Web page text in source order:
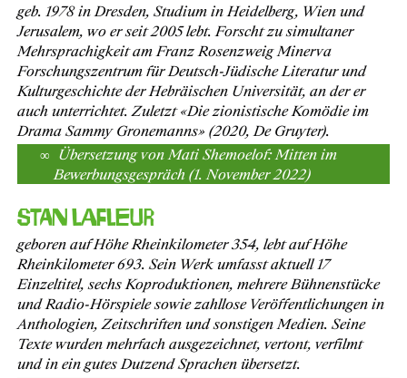
geb. 1978 in Dresden, Studium in Heidelberg, Wien und
Jerusalem, wo er seit 2005 lebt. Forscht zu simultaner
Mehrsprachigkeit am Franz Rosenzweig Minerva
Forschungszentrum für Deutsch-Jüdische Literatur und
Kulturgeschichte der Hebräischen Universität, an der er
auch unterrichtet. Zuletzt «Die zionistische Komödie im
Drama Sammy Gronemanns» (2020, De Gruyter).
Übersetzung von Mati Shemoelof: Mitten im
Bewerbungsgespräch (1. November 2022)
Stan Lafleur
geboren auf Höhe Rheinkilometer 354, lebt auf Höhe
Rheinkilometer 693. Sein Werk umfasst aktuell 17
Einzeltitel, sechs Koproduktionen, mehrere Bühnenstücke
und Radio-Hörspiele sowie zahllose Veröffentlichungen in
Anthologien, Zeitschriften und sonstigen Medien. Seine
Texte wurden mehrfach ausgezeichnet, vertont, verfilmt
und in ein gutes Dutzend Sprachen übersetzt.